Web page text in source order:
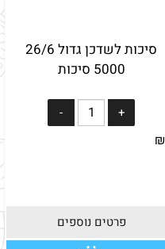
סיכות לשדכן גדול 26/6
5000 סיכות
₪
פרטים נוספים